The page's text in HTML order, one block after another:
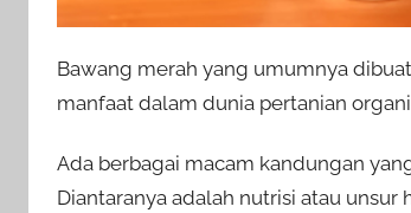
Bawang merah yang umumnya
manfaat dalam dunia pertanian
Ada berbagai macam kandungan
Diantaranya adalah nutrisi atau